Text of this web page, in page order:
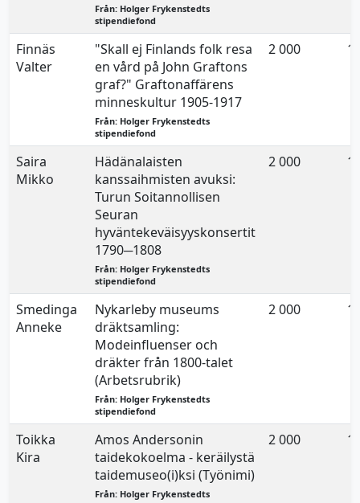
Från: Holger Frykenstedts
stipendiefond
Finnäs
Valter
"Skall ej Finlands folk resa
en vård på John Graftons
graf?" Graftonaffärens
minneskultur 1905-1917
Från: Holger Frykenstedts
stipendiefond
2 000
Saira
Mikko
Hädänalaisten
kanssaihmisten avuksi:
Turun Soitannollisen
Seuran
hyväntekeväisyyskonsertit
1790─1808
Från: Holger Frykenstedts
stipendiefond
2 000
Smedinga
Anneke
Nykarleby museums
dräktsamling:
Modeinfluenser och
dräkter från 1800-talet
(Arbetsrubrik)
Från: Holger Frykenstedts
stipendiefond
2 000
Toikka
Kira
Amos Andersonin
taidekokoelma - keräilystä
taidemuseo(i)ksi (Työnimi)
Från: Holger Frykenstedts
2 000